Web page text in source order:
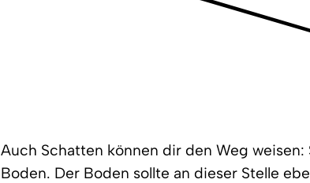
Auch Schatten können dir den Weg
Boden. Der Boden sollte an dieser Stelle